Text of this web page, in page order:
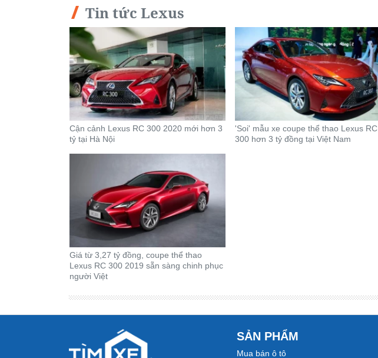
Tin tức Lexus
Cận cảnh Lexus RC 300 2020 mới hơn 3
tỷ tại Hà Nội
'Soi' mẫu xe coupe thể thao Lexus RC
300 hơn 3 tỷ đồng tại Việt Nam
Giá từ 3,27 tỷ đồng, coupe thể thao
Lexus RC 300 2019 sẵn sàng chinh phục
người Việt
SẢN PHẨM
Mua bán ô tô